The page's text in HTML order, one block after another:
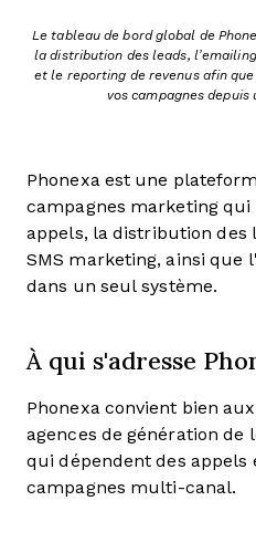
Le tableau de bord global de
la distribution des leads,
et le reporting de revenus afin
vos campagnes
Phonexa est une
campagnes marketing qui
appels, la distribution des
SMS marketing, ainsi
dans un seul système.
À qui s'adresse
Phonexa convient bien
agences de génération de
qui dépendent des appels
campagnes multi-canal.